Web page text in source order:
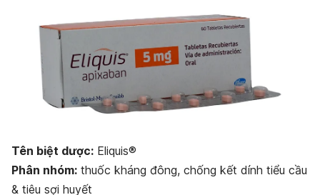
Tên biệt dược: Eliquis®
Phân nhóm: thuốc kháng đông, chống kết dính tiểu cầu
& tiêu sợi huyết